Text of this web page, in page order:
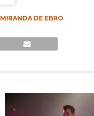
MIRANDA DE EBRO